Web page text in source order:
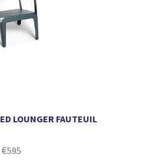
LOUNGER FAUTEUIL
€595